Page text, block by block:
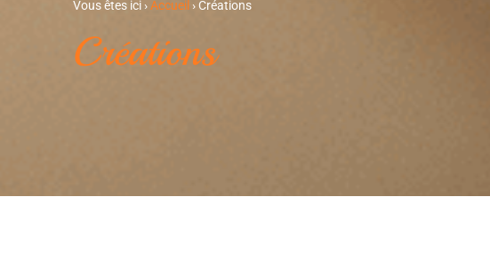
Vous êtes ici ›Accueil ›Créations
Créations